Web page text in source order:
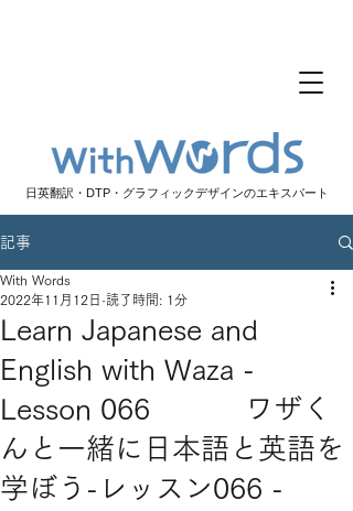
日英翻訳・DTP・グラフィックデザインのエキスパート
記事
Learn Japanese and
English with Waza -
Lesson 066 ワザく
んと一緒に日本語と英語を
学ぼう-レッスン066 -
With Words
2022年11月12日 読了時間: 1分